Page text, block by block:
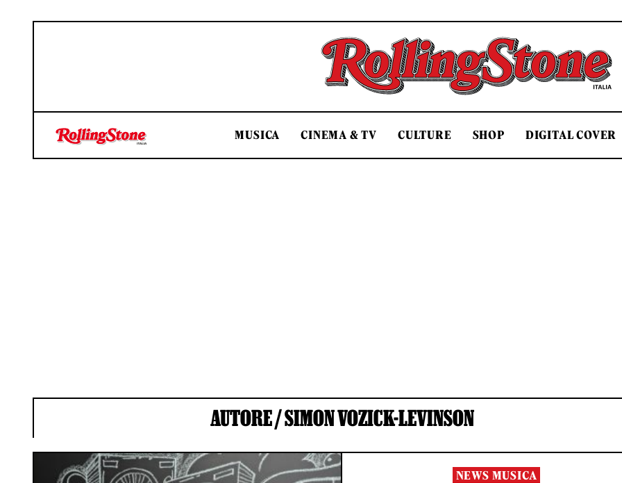
Rolling Stone Italia
MUSICA CINEMA & TV CULTURE SHOP DIGITAL COVER
AUTORE /SIMON VOZICK-LEVINSON
NEWS MUSICA